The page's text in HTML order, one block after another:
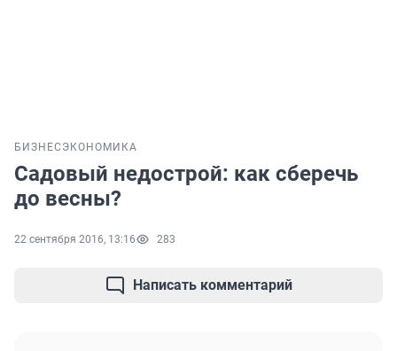
БИЗНЕС ЭКОНОМИКА
Садовый недострой: как сберечь
до весны?
22 сентября 2016, 13:16 283
Написать комментарий